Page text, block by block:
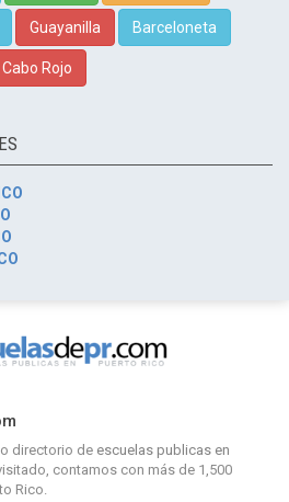
Guayanilla Barceloneta
Cabo Rojo
directorio de escuelas publicas en
contamos con más de 1,500
Rico.